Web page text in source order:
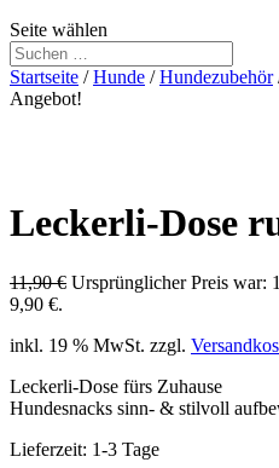
Seite wählen
Startseite /Hunde /Hundezubehör
Angebot!
Leckerli-Dose
11,90€ Ursprünglicher Preis war:
9,90 €.
inkl. 19 % MwSt. zzgl.
Leckerli-Dose fürs Zuhause
Hundesnacks sinn- & stilvoll
Lieferzeit: 1-3 Tage